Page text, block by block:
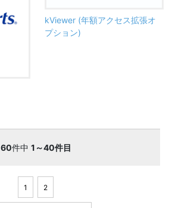
kViewer (年額アクセス拡張オ
プション)
60件中 1～40件目
1 2